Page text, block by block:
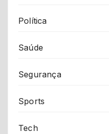
Política
Saúde
Segurança
Sports
Tech